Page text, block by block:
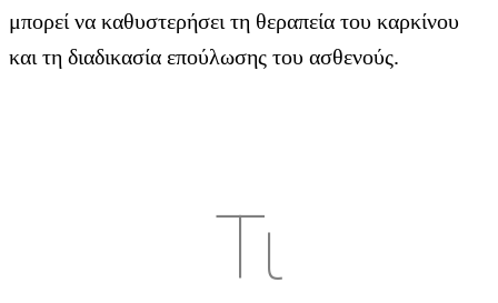
μπορεί να καθυστερήσει τη θεραπεία του καρκίνου
και τη διαδικασία επούλωσης του ασθενούς.
Τι